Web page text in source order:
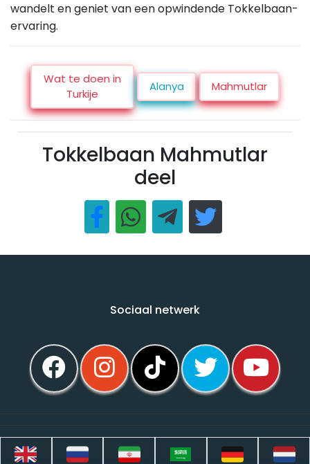
wandelt en geniet van een opwindende Tokkelbaan-
ervaring.
Wat te doen in
Turkije
Alanya Mahmutlar
Tokkelbaan Mahmutlar
deel
Sociaal netwerk